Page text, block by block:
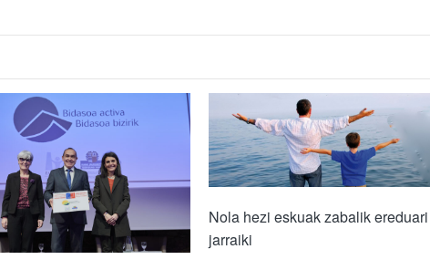
Nola hezi eskuak zabalik ereduari
jarraiki